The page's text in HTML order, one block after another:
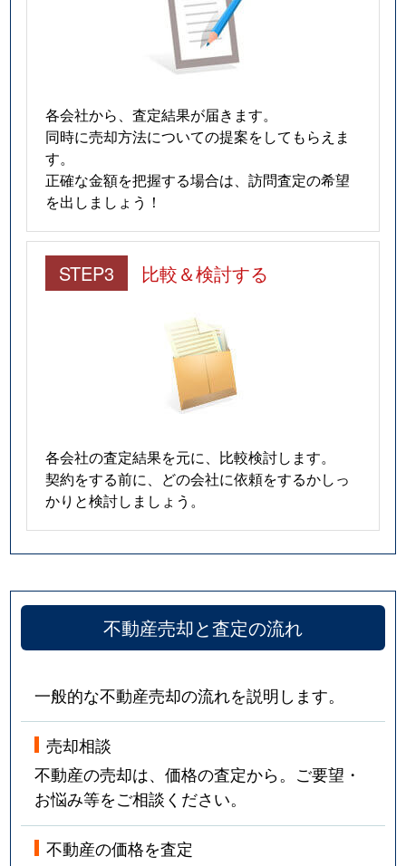
各会社から、査定結果が届きます。
同時に売却方法についての提案をしてもらえま
す。
正確な金額を把握する場合は、訪問査定の希望
を出しましょう！
STEP3 比較＆検討する
各会社の査定結果を元に、比較検討します。
契約をする前に、どの会社に依頼をするかしっ
かりと検討しましょう。
不動産売却と査定の流れ
一般的な不動産売却の流れを説明します。
売却相談
不動産の売却は、価格の査定から。ご要望・
お悩み等をご相談ください。
不動産の価格を査定